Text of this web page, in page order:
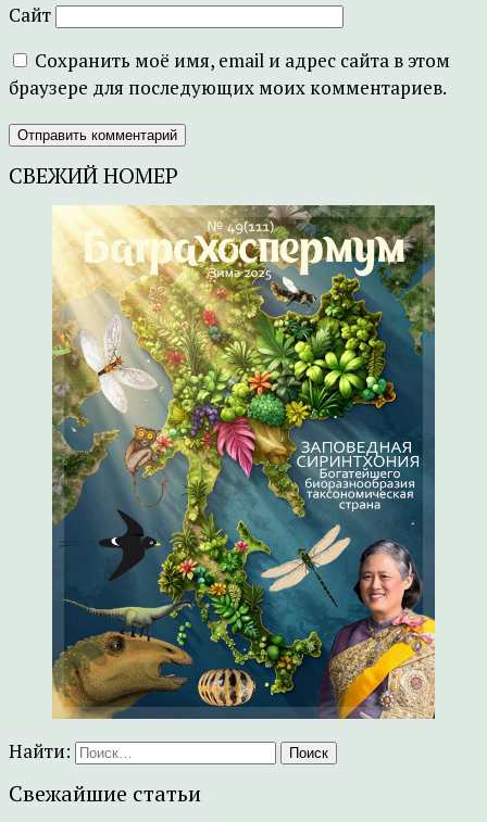
Сайт
Сохранить моё имя, email и адрес сайта в этом
браузере для последующих моих комментариев.
СВЕЖИЙ НОМЕР
Найти:
Свежайшие статьи